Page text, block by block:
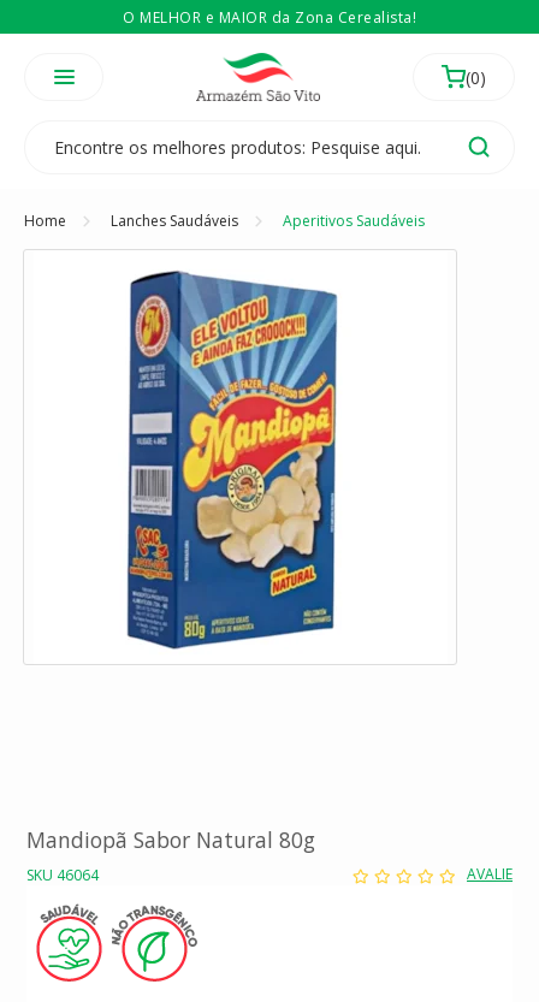
O MELHOR e MAIOR da Zona Cerealista!
Temos 3 lojas físicas na Zona Cerealista de São Paulo!
É revendedor? EntãoCompre no atacado
Home Lanches Saudáveis Aperitivos Saudáveis
Mandiopã Sabor Natural 80g
SKU 46064 AVALIE